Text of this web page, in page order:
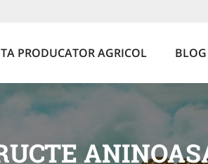
PRODUCATOR AGRICOL BLOG